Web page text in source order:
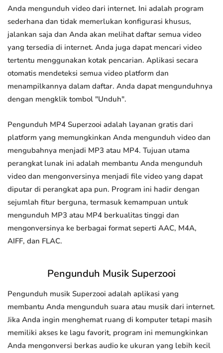
Anda mengunduh video dari internet. Ini adalah program
sederhana dan tidak memerlukan konfigurasi khusus,
jalankan saja dan Anda akan melihat daftar semua video
yang tersedia di internet. Anda juga dapat mencari video
tertentu menggunakan kotak pencarian. Aplikasi secara
otomatis mendeteksi semua video platform dan
menampilkannya dalam daftar. Anda dapat mengunduhnya
dengan mengklik tombol "Unduh".
Pengunduh MP4 Superzooi adalah layanan gratis dari
platform yang memungkinkan Anda mengunduh video dan
mengubahnya menjadi MP3 atau MP4. Tujuan utama
perangkat lunak ini adalah membantu Anda mengunduh
video dan mengonversinya menjadi file video yang dapat
diputar di perangkat apa pun. Program ini hadir dengan
sejumlah fitur berguna, termasuk kemampuan untuk
mengunduh MP3 atau MP4 berkualitas tinggi dan
mengonversinya ke berbagai format seperti AAC, M4A,
AIFF, dan FLAC.
Pengunduh Musik Superzooi
Pengunduh musik Superzooi adalah aplikasi yang
membantu Anda mengunduh suara atau musik dari internet.
Jika Anda ingin menghemat ruang di komputer tetapi masih
memiliki akses ke lagu favorit, program ini memungkinkan
Anda mengonversi berkas audio ke ukuran yang lebih kecil